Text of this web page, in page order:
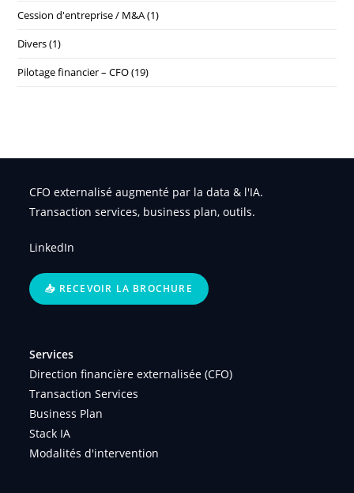
Cession d'entreprise / M&A(1)
Divers(1)
Pilotage financier – CFO(19)
CFO externalisé augmenté par la data & l'IA.
Transaction services, business plan, outils.
LinkedIn
📥 RECEVOIR LA BROCHURE
Services
Direction financière externalisée (CFO)
Transaction Services
Business Plan
Stack IA
Modalités d'intervention